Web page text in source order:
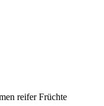
reifer Früchte